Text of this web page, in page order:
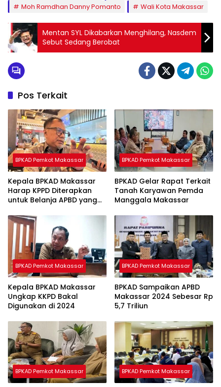
Moh Ramdhan Danny Pomanto
Wali Kota Makassar
Mentan SYL Dikabarkan Menghilang, Nasdem
Sebut Sedang Berobat
Pos Terkait
BPKAD Pemkot Makassar
Kepala BPKAD Makassar
Harap KPPD Diterapkan
untuk Belanja APBD yang
BPKAD Pemkot Makassar
BPKAD Gelar Rapat Terkait
Tanah Karyawan Pemda
Manggala Makassar
BPKAD Pemkot Makassar
Kepala BPKAD Makassar
Ungkap KKPD Bakal
Digunakan di 2024
BPKAD Pemkot Makassar
BPKAD Sampaikan APBD
Makassar 2024 Sebesar Rp
5,7 Triliun
BPKAD Pemkot Makassar BPKAD Pemkot Makassar